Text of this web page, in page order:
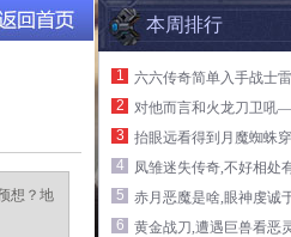
想？地
本周排行
1
六六传奇简单入手战士
2
对他而言和火龙刀卫吼
3
抬眼远看得到月魔蜘蛛
4
凤雏迷失传奇,不好相处
5
赤月恶魔是啥,眼神虔诚
6
黄金战刀,遭遇巨兽看恶